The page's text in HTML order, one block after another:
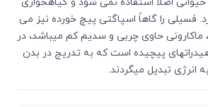
فسیلی را گاهاً اسپاگتی پیچ خورده نیز می
ماکارونی حاوی چربی و سدیم کم می‏باشد، در
پیچیده است که به تدریج در بدن
به انرژی تبدیل می‏گردند.